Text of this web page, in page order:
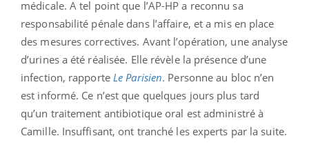
médicale. A tel point que l’AP-HP a reconnu sa
responsabilité pénale dans l’affaire, et a mis en place
des mesures correctives. Avant l’opération, une analyse
d’urines a été réalisée. Elle révèle la présence d’une
infection, rapporte Le Parisien. Personne au bloc n’en
est informé. Ce n’est que quelques jours plus tard
qu’un traitement antibiotique oral est administré à
Camille. Insuffisant, ont tranché les experts par la suite.